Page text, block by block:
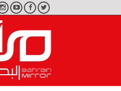
تويتر فيسبوك